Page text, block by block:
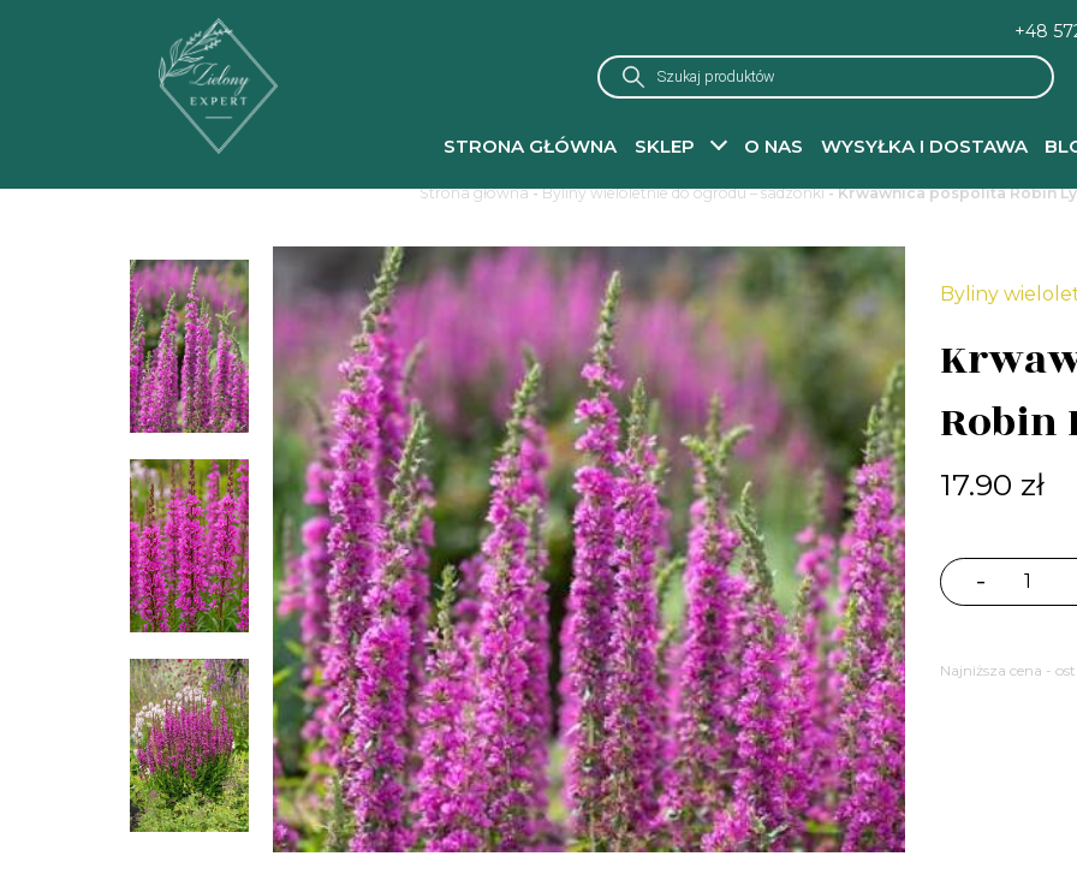
+48
Wyszukiwarka
produktów
STRONA GŁÓWNA SKLEP O NAS WYSYŁKA I DOSTAWA
Strona główna-Byliny wieloletnie do ogrodu – sadzonki- Krwawnica pospolita Robin
Byliny
17.90 zł
-
ilość
Robin
Najniższa cena -